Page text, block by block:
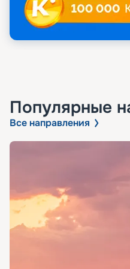
Популярные
Все направления